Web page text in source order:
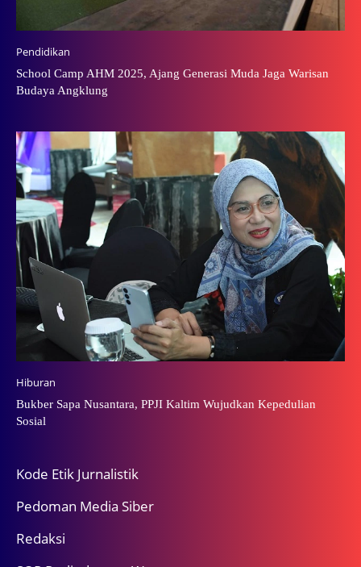
Pendidikan
School Camp AHM 2025, Ajang Generasi Muda Jaga Warisan
Budaya Angklung
Hiburan
Bukber Sapa Nusantara, PPJI Kaltim Wujudkan Kepedulian
Sosial
Kode Etik Jurnalistik
Pedoman Media Siber
Redaksi